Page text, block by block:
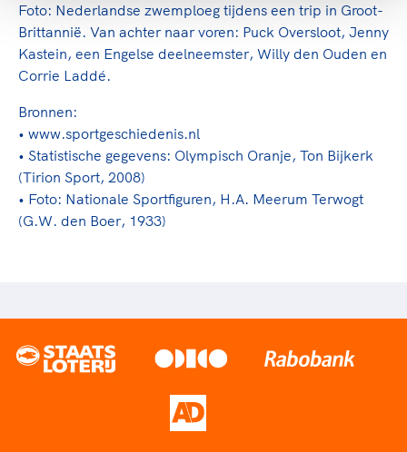
Foto: Nederlandse zwemploeg tijdens een trip in Groot-
Brittannië. Van achter naar voren: Puck Oversloot, Jenny
Kastein, een Engelse deelneemster, Willy den Ouden en
Corrie Laddé.
Bronnen:
• www.sportgeschiedenis.nl
• Statistische gegevens: Olympisch Oranje, Ton Bijkerk
(Tirion Sport, 2008)
• Foto: Nationale Sportfiguren, H.A. Meerum Terwogt
(G.W. den Boer, 1933)